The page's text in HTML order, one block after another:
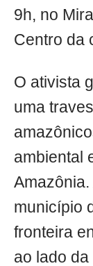
9h, no
Centro da
O ativista
uma
ambiental
município
fronteira
ao lado